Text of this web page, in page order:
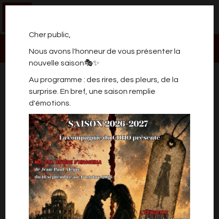
Cher public,
Nous avons l'honneur de vous présenter la
nouvelle saison🎭✨
Au programme : des rires, des pleurs, de la
surprise. En bref, une saison remplie
d'émotions.
TOUT POSSIBLE EST À VENIR